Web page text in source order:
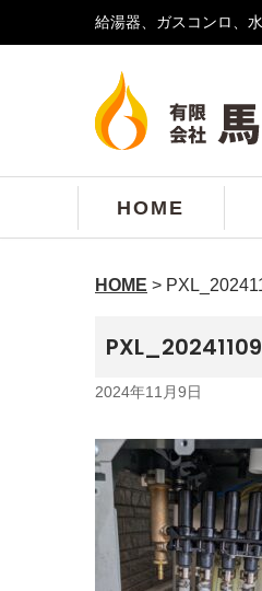
給湯器、ガスコンロ、
HOME
HOME >
2024年11月9日